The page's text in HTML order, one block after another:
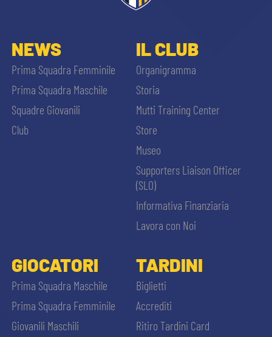
NEWS
Prima Squadra Femminile
Prima Squadra Maschile
Squadre Giovanili
Club
IL CLUB
Organigramma
Storia
Mutti Training Center
Store
Museo
Supporters Liaison Officer
(SLO)
Informativa Finanziaria
Lavora con Noi
GIOCATORI
Prima Squadra Maschile
Prima Squadra Femminile
Giovanili Maschili
TARDINI
Biglietti
Accrediti
Ritiro Tardini Card
ACCETTA E SALVA